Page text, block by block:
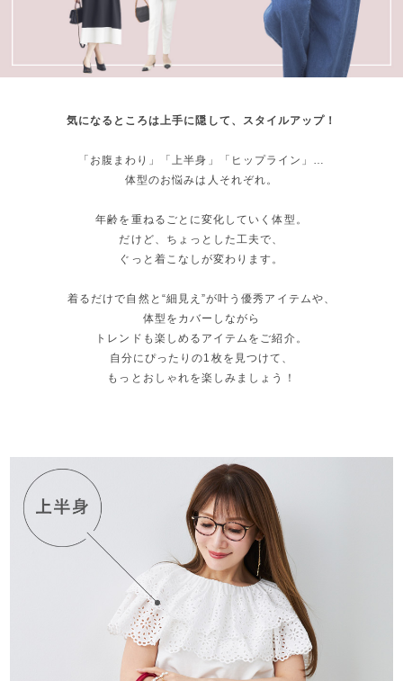
気になるところは上手に隠して、スタイルアップ！
「お腹まわり」「上半身」「ヒップライン」…
体型のお悩みは人それぞれ。
年齢を重ねるごとに変化していく体型。
だけど、ちょっとした工夫で、
ぐっと着こなしが変わります。
着るだけで自然と“細見え”が叶う優秀アイテムや、
体型をカバーしながら
トレンドも楽しめるアイテムをご紹介。
自分にぴったりの1枚を見つけて、
もっとおしゃれを楽しみましょう！